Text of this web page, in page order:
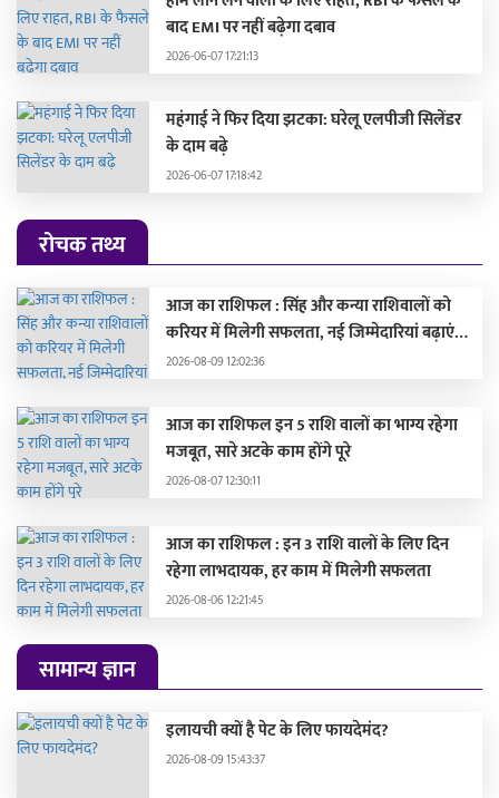
बाद EMI पर नहीं बढ़ेगा दबाव
2026-06-07 17:21:13
महंगाई ने फिर दिया झटका: घरेलू एलपीजी सिलेंडर
के दाम बढ़े
2026-06-07 17:18:42
रोचक तथ्य
आज का राशिफल : सिंह और कन्या राशिवालों को
करियर में मिलेगी सफलता, नई जिम्मेदारियां बढ़ाएंगी
मान-सम्मान
2026-08-09 12:02:36
आज का राशिफल इन 5 राशि वालों का भाग्य रहेगा
मजबूत, सारे अटके काम होंगे पूरे
2026-08-07 12:30:11
आज का राशिफल : इन 3 राशि वालों के लिए दिन
रहेगा लाभदायक, हर काम में मिलेगी सफलता
2026-08-06 12:21:45
सामान्य ज्ञान
इलायची क्यों है पेट के लिए फायदेमंद?
2026-08-09 15:43:37